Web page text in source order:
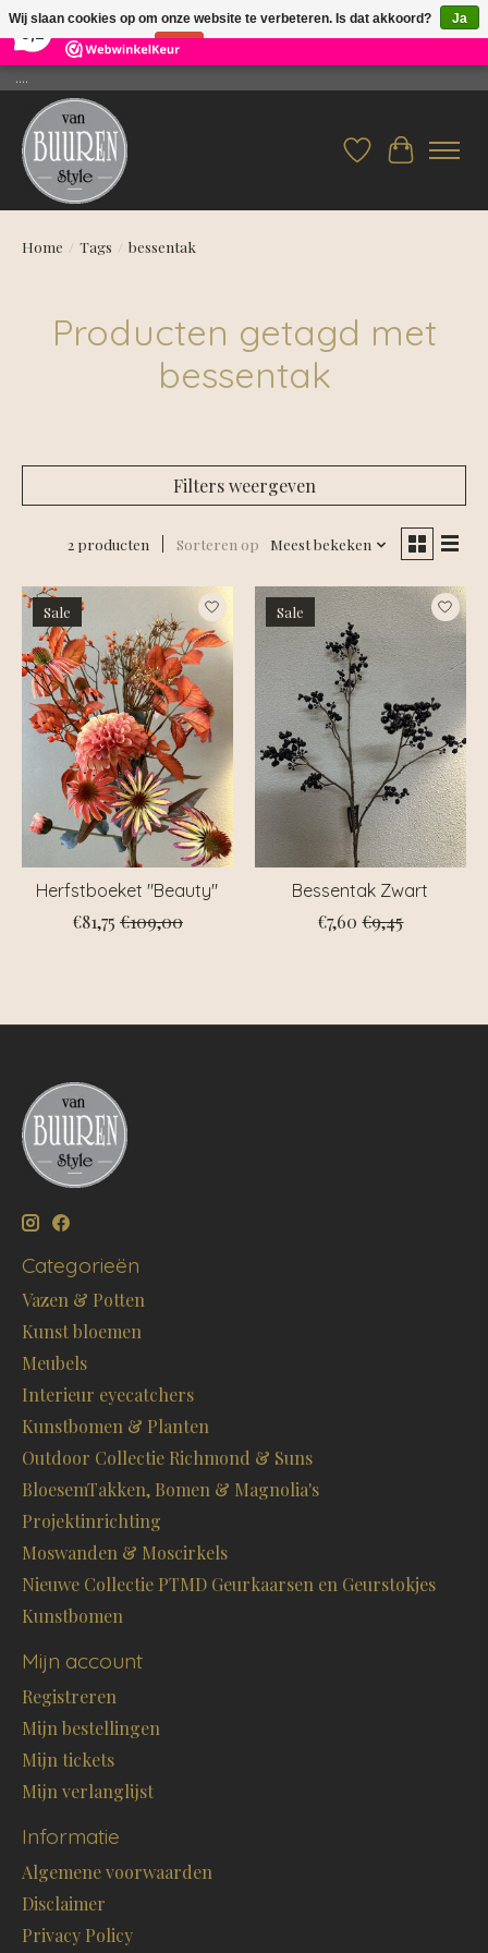
26 Reviews ×
....
Verlanglijst
Home / Tags / bessentak
Producten getagd met
bessentak
Filters weergeven
2 producten Sorteren op Meest bekeken
Sale
Herfstboeket "Beauty"
€81,75 €109,00
Sale
Bessentak Zwart
€7,60 €9,45
Categorieën
Vazen & Potten
Kunst bloemen
Meubels
Interieur eyecatchers
Kunstbomen & Planten
Outdoor Collectie Richmond & Suns
BloesemTakken, Bomen & Magnolia's
Projektinrichting
Moswanden & Moscirkels
Nieuwe Collectie PTMD Geurkaarsen en Geurstokjes
Kunstbomen
Mijn account
Registreren
Mijn bestellingen
Mijn tickets
Mijn verlanglijst
Informatie
Algemene voorwaarden
Disclaimer
Privacy Policy
Wij slaan cookies op om onze website te verbeteren. Is dat akkoord?
Ja
Nee